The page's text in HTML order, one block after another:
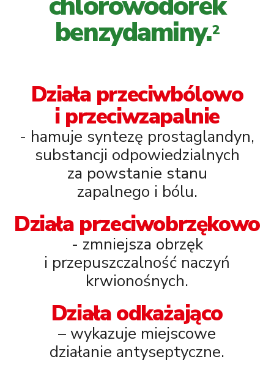
benzydaminy.2
Działa przeciwbólowo
i przeciwzapalnie
- hamuje syntezę prostaglandyn,
substancji odpowiedzialnych
za powstanie stanu
zapalnego i bólu.
Działa przeciwobrzękowo
- zmniejsza obrzęk
i przepuszczalność naczyń
krwionośnych.
Działa odkażająco
– wykazuje miejscowe
działanie antyseptyczne.